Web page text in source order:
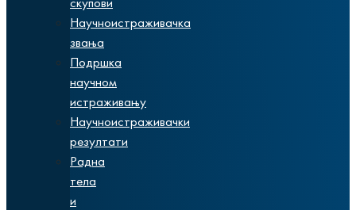
Научноистраживачка
звања
Подршка
научном
истраживању
Научноистраживачки
резултати
Радна
тела
и